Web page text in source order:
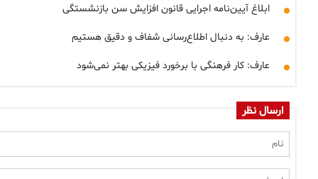
ابلاغ آیین‌نامه اجرایی قانون افزایش سن بازنشستگی
عارف: به دنبال اطلاع‌رسانی شفاف و دقیق هستیم
عارف: کار فرهنگی با برخورد فیزیکی بهتر نمی‌شود
ارسال نظر